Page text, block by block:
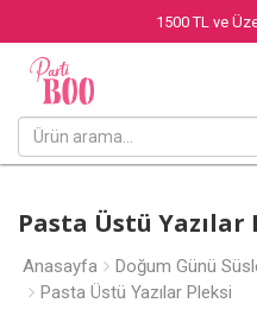
1500 TL ve
Pasta Üstü Yazılar
Anasayfa
Doğum Günü
Pasta Üstü Yazılar Pleksi